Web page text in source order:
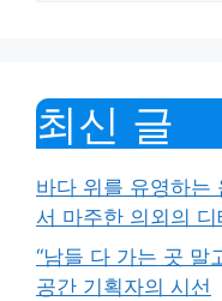
최신 글
바다 위를 유영하는
서 마주한 의외의 디
“남들 다 가는 곳 말
공간 기획자의 시선